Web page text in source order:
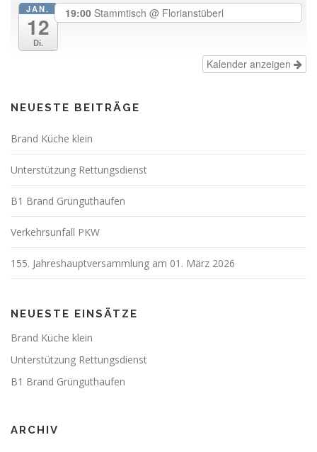
JAN.
12
Di.
19:00 Stammtisch @ Florianstüberl
Kalender anzeigen
NEUESTE BEITRÄGE
Brand Küche klein
Unterstützung Rettungsdienst
B1 Brand Grünguthaufen
Verkehrsunfall PKW
155. Jahreshauptversammlung am 01. März 2026
NEUESTE EINSÄTZE
Brand Küche klein
Unterstützung Rettungsdienst
B1 Brand Grünguthaufen
ARCHIV